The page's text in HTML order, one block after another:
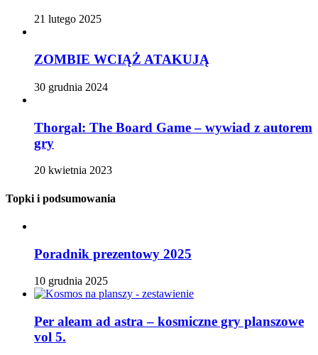
21 lutego 2025
ZOMBIE WCIĄŻ ATAKUJĄ
30 grudnia 2024
Thorgal: The Board Game – wywiad z autorem
gry
20 kwietnia 2023
Topki i podsumowania
Poradnik prezentowy 2025
10 grudnia 2025
Per aleam ad astra – kosmiczne gry planszowe
vol 5.